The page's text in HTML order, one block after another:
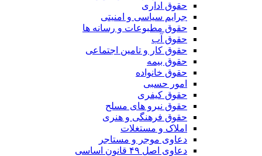
حقوق اداری
جرایم سیاسی و امنیتی
حقوق مطبوعات و رسانه ها
حقوق آب
حقوق کار و تامین اجتماعی
حقوق بیمه
حقوق خانواده
امور حسبی
حقوق کیفری
حقوق نیرو های مسلح
حقوق فرهنگی و هنری
املاک و مستغلات
دعاوی موجر و مستاجر
دعاوی اصل ۴۹ قانون اساسی